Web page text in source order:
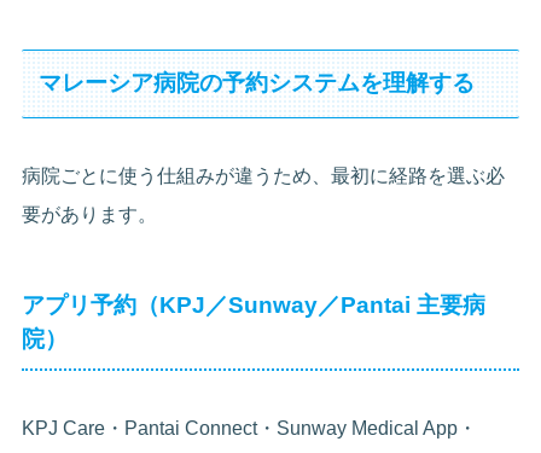
マレーシア病院の予約システムを理解する
病院ごとに使う仕組みが違うため、最初に経路を選ぶ必
要があります。
アプリ予約（KPJ／Sunway／Pantai 主要病
院）
KPJ Care・Pantai Connect・Sunway Medical App・